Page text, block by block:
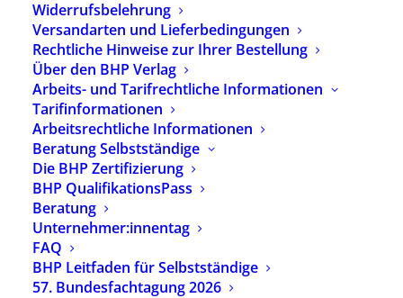
Widerrufsbelehrung
Versandarten und Lieferbedingungen
Rechtliche Hinweise zur Ihrer Bestellung
Über den BHP Verlag
Arbeits- und Tarifrechtliche Informationen
Tarifinformationen
Arbeitsrechtliche Informationen
Beratung Selbstständige
Die BHP Zertifizierung
BHP QualifikationsPass
Beratung
Unternehmer:innentag
FAQ
BHP Leitfaden für Selbstständige
57. Bundesfachtagung 2026
Fachzeitschrift
„heilpaedagogik.de“
Themenheft „Sprache“
Diese Ausgabe ist leider vergriffen. Bei Interesse an
einzelnen Artikeln wenden Sie sich gerne an das
Internationale Archiv für Heilpädagogik:
info@archiv-heilpaedagogik.de
Nicht vorrätig
Artikelnummer
2014-1
Kategorie
Schlagwörter
Fachartikel,Fachzeitschrift
Kinder- und Jugendhilfe